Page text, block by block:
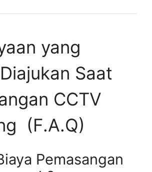
yang
Saat
CCTV
(F.A.Q)
Pemasangan